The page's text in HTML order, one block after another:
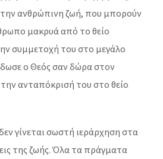
την ανθρώπινη ζωή, που μπορούν
μακρυά από το θείο
συμμετοχή του στο μεγάλο
ο Θεός σαν δώρα στον
ανταπόκρισή του στο θείο
γίνεται σωστή ιεράρχηση στα
της ζωής. Όλα τα πράγματα